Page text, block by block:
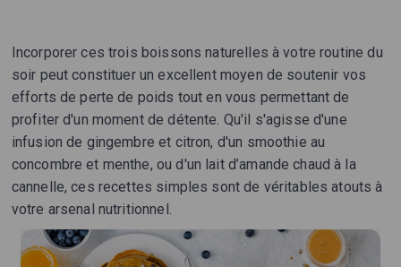
Incorporer ces trois boissons naturelles à votre routine du
soir peut constituer un excellent moyen de soutenir vos
efforts de perte de poids tout en vous permettant de
profiter d'un moment de détente. Qu'il s'agisse d'une
infusion de gingembre et citron, d'un smoothie au
concombre et menthe, ou d'un lait d’amande chaud à la
cannelle, ces recettes simples sont de véritables atouts à
votre arsenal nutritionnel.